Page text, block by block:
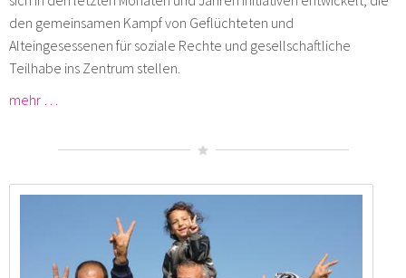
den gemeinsamen Kampf von Geflüchteten und
Alteingesessenen für soziale Rechte und gesellschaftliche
Teilhabe ins Zentrum stellen.
mehr …